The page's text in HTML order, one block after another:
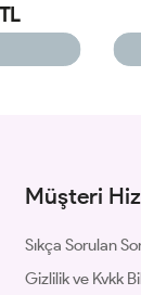
Müşteri
Sıkça Sorulan
Gizlilik ve Kvkk